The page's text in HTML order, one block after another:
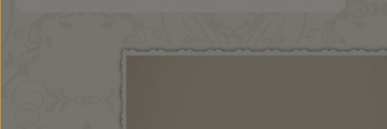
Bildergalerie überspringen